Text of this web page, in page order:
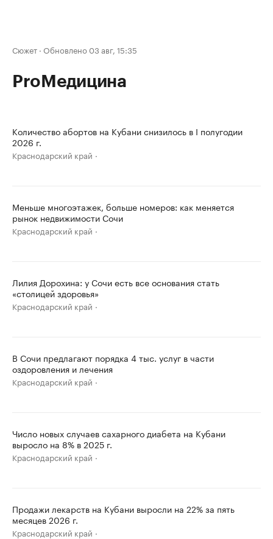
Сюжет · Обновлено 03 авг, 15:35
ProМедицина
Количество абортов на Кубани снизилось в I полугодии
2026 г.
Краснодарский край
Меньше многоэтажек, больше номеров: как меняется
рынок недвижимости Сочи
Краснодарский край
Лилия Дорохина: у Сочи есть все основания стать
«столицей здоровья»
Краснодарский край
В Сочи предлагают порядка 4 тыс. услуг в части
оздоровления и лечения
Краснодарский край
Число новых случаев сахарного диабета на Кубани
выросло на 8% в 2025 г.
Краснодарский край
Продажи лекарств на Кубани выросли на 22% за пять
месяцев 2026 г.
Краснодарский край